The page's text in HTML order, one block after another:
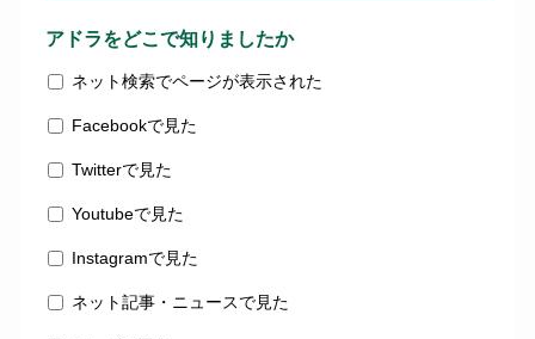
アドラをどこで知りましたか
ネット検索でページが表示された
Facebookで見た
Twitterで見た
Youtubeで見た
Instagramで見た
ネット記事・ニュースで見た